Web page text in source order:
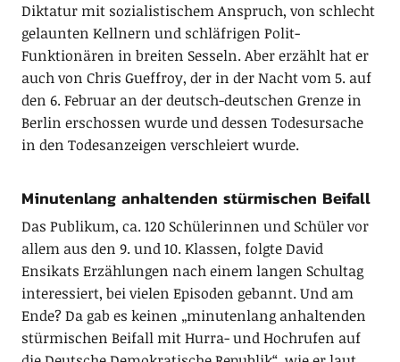
Diktatur mit sozialistischem Anspruch, von schlecht
gelaunten Kellnern und schläfrigen Polit-
Funktionären in breiten Sesseln. Aber erzählt hat er
auch von Chris Gueffroy, der in der Nacht vom 5. auf
den 6. Februar an der deutsch-deutschen Grenze in
Berlin erschossen wurde und dessen Todesursache
in den Todesanzeigen verschleiert wurde.
Minutenlang anhaltenden stürmischen Beifall
Das Publikum, ca. 120 Schülerinnen und Schüler vor
allem aus den 9. und 10. Klassen, folgte David
Ensikats Erzählungen nach einem langen Schultag
interessiert, bei vielen Episoden gebannt. Und am
Ende? Da gab es keinen „minutenlang anhaltenden
stürmischen Beifall mit Hurra- und Hochrufen auf